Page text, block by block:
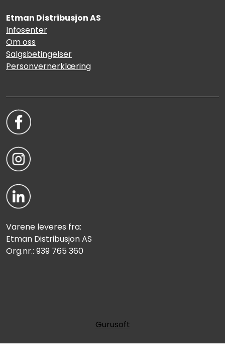
Etman Distribusjon AS
Infosenter
Om oss
Salgsbetingelser
Personvernerklæring
Varene leveres fra:
Etman Distribusjon AS
Org.nr.: 939 765 360
Gurusoft